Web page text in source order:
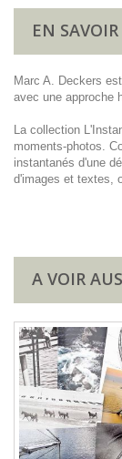
EN
Marc A. Deckers
avec une approche
La collection
moments-photos.
instantanés d'une
d'images et textes,
A VOIR